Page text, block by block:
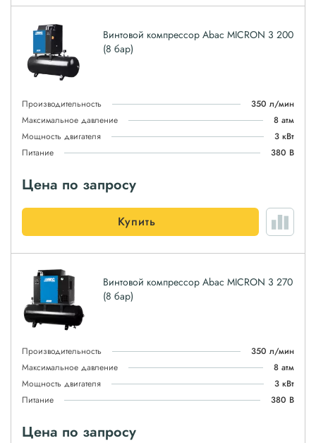
Винтовой компрессор Abac MICRON 3 200
(8 бар)
Производительность
350 л/мин
Максимальное давление
8 атм
Мощность двигателя
3 кВт
Питание
380 В
Цена по запросу
Купить
Винтовой компрессор Abac MICRON 3 270
(8 бар)
Производительность
350 л/мин
Максимальное давление
8 атм
Мощность двигателя
3 кВт
Питание
380 В
Цена по запросу